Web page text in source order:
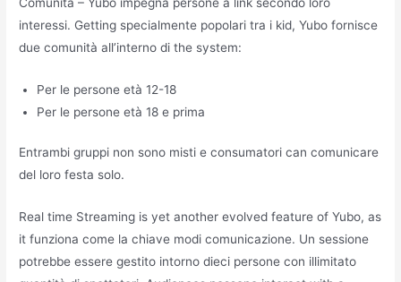
interessi. Getting specialmente popolari tra i kid, Yubo fornisce
due comunità all’interno di the system:
Per le persone età 12-18
Per le persone età 18 e prima
Entrambi gruppi non sono misti e consumatori can comunicare
del loro festa solo.
Real time Streaming is yet another evolved feature of Yubo, as
it funziona come la chiave modi comunicazione. Un sessione
potrebbe essere gestito intorno dieci persone con illimitato